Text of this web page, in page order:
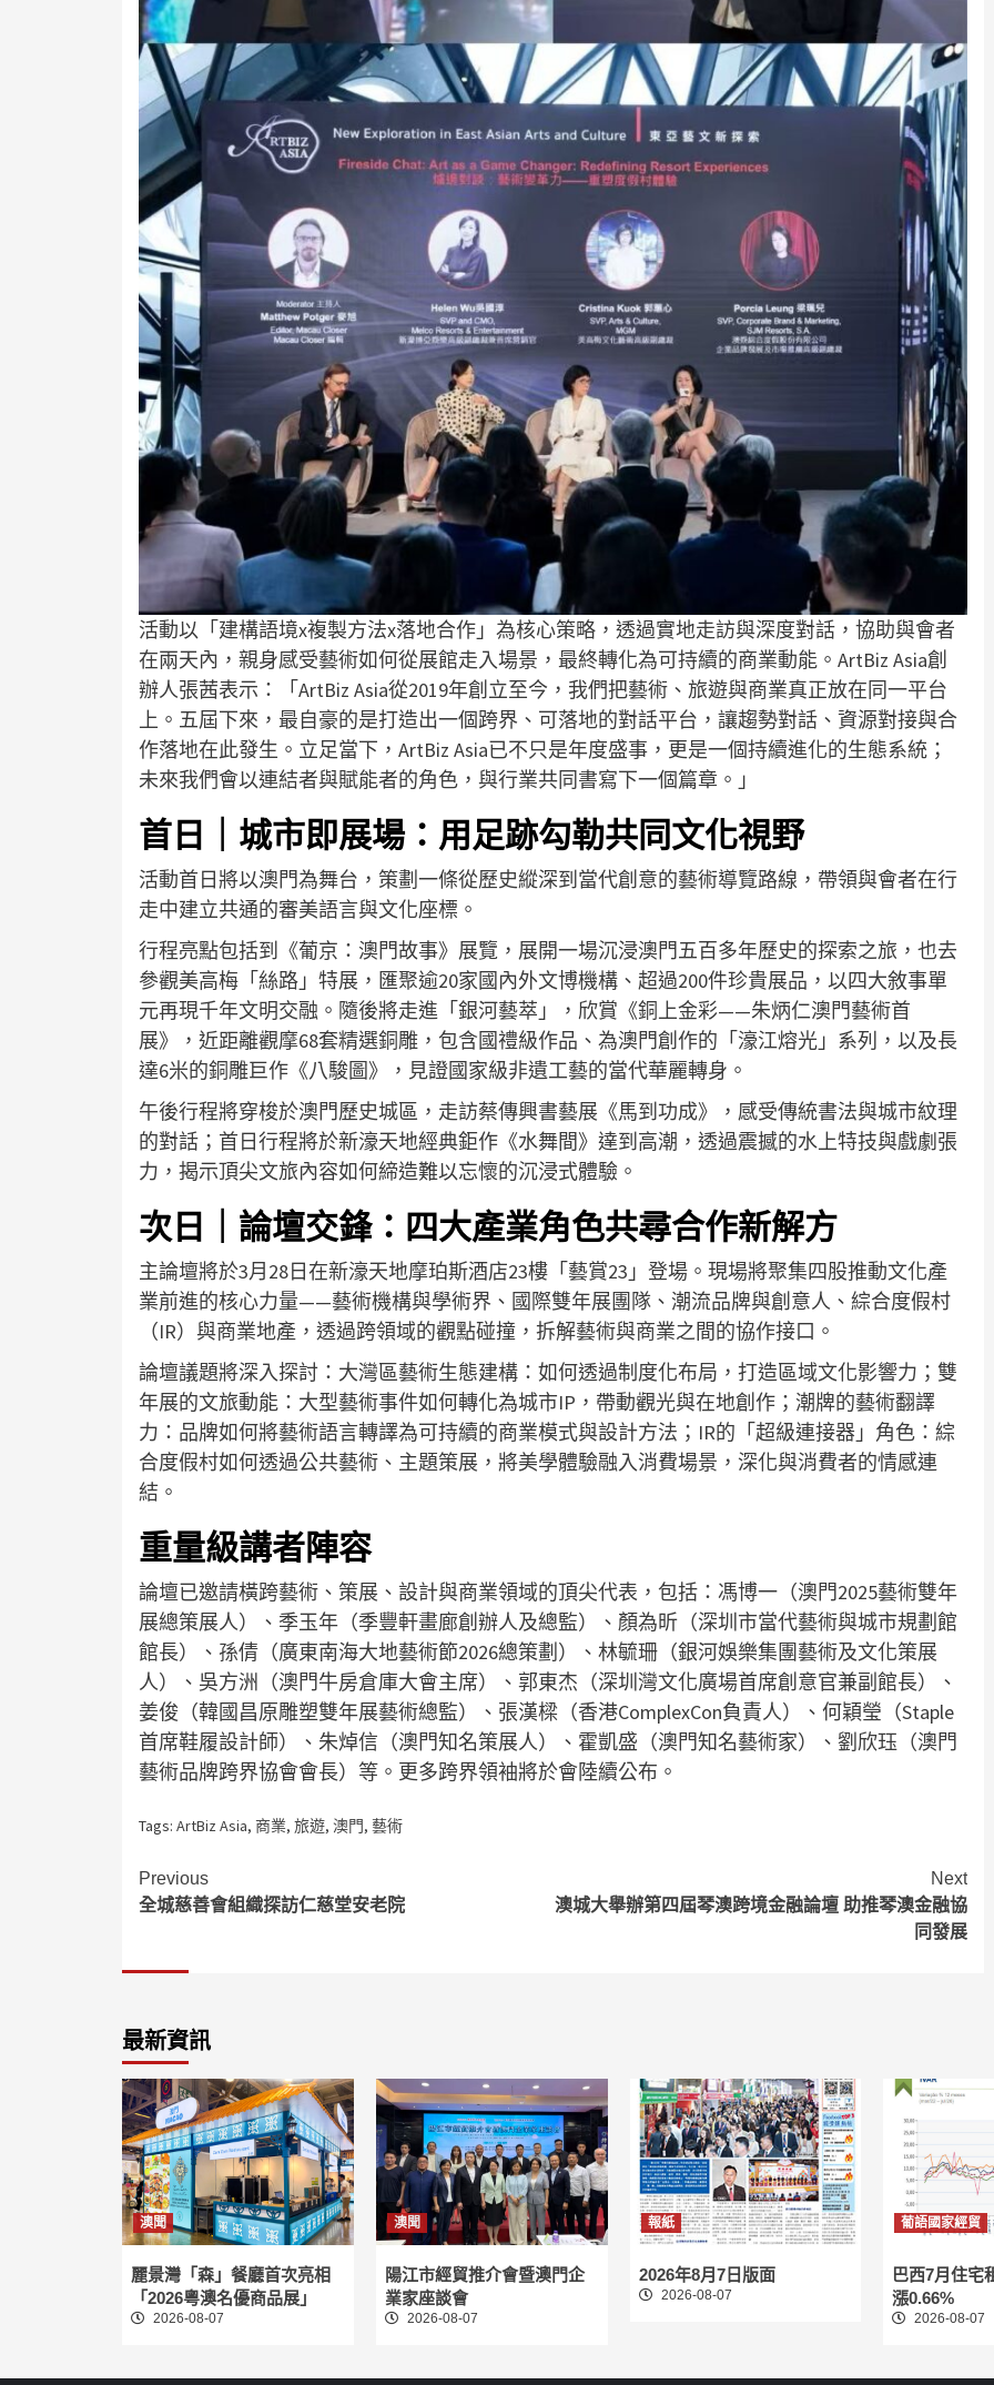
活動以「建構語境x複製方法x落地合作」為核心策略，透過實地走訪與深度對話，協助與會者
在兩天內，親身感受藝術如何從展館走入場景，最終轉化為可持續的商業動能。ArtBiz Asia創
辦人張茜表示：「ArtBiz Asia從2019年創立至今，我們把藝術、旅遊與商業真正放在同一平台
上。五屆下來，最自豪的是打造出一個跨界、可落地的對話平台，讓趨勢對話、資源對接與合
作落地在此發生。立足當下，ArtBiz Asia已不只是年度盛事，更是一個持續進化的生態系統；
未來我們會以連結者與賦能者的角色，與行業共同書寫下一個篇章。」
首日｜城市即展場：用足跡勾勒共同文化視野
活動首日將以澳門為舞台，策劃一條從歷史縱深到當代創意的藝術導覽路線，帶領與會者在行
走中建立共通的審美語言與文化座標。
行程亮點包括到《葡京：澳門故事》展覽，展開一場沉浸澳門五百多年歷史的探索之旅，也去
參觀美高梅「絲路」特展，匯聚逾20家國內外文博機構、超過200件珍貴展品，以四大敘事單
元再現千年文明交融。隨後將走進「銀河藝萃」，欣賞《銅上金彩——朱炳仁澳門藝術首
展》，近距離觀摩68套精選銅雕，包含國禮級作品、為澳門創作的「濠江熔光」系列，以及長
達6米的銅雕巨作《八駿圖》，見證國家級非遺工藝的當代華麗轉身。
午後行程將穿梭於澳門歷史城區，走訪蔡傳興書藝展《馬到功成》，感受傳統書法與城市紋理
的對話；首日行程將於新濠天地經典鉅作《水舞間》達到高潮，透過震撼的水上特技與戲劇張
力，揭示頂尖文旅內容如何締造難以忘懷的沉浸式體驗。
次日｜論壇交鋒：四大產業角色共尋合作新解方
主論壇將於3月28日在新濠天地摩珀斯酒店23樓「藝賞23」登場。現場將聚集四股推動文化產
業前進的核心力量——藝術機構與學術界、國際雙年展團隊、潮流品牌與創意人、綜合度假村
（IR）與商業地產，透過跨領域的觀點碰撞，拆解藝術與商業之間的協作接口。
論壇議題將深入探討：大灣區藝術生態建構：如何透過制度化布局，打造區域文化影響力；雙
年展的文旅動能：大型藝術事件如何轉化為城市IP，帶動觀光與在地創作；潮牌的藝術翻譯
力：品牌如何將藝術語言轉譯為可持續的商業模式與設計方法；IR的「超級連接器」角色：綜
合度假村如何透過公共藝術、主題策展，將美學體驗融入消費場景，深化與消費者的情感連
結。
重量級講者陣容
論壇已邀請橫跨藝術、策展、設計與商業領域的頂尖代表，包括：馮博一（澳門2025藝術雙年
展總策展人）、季玉年（季豐軒畫廊創辦人及總監）、顏為昕（深圳市當代藝術與城市規劃館
館長）、孫倩（廣東南海大地藝術節2026總策劃）、林毓珊（銀河娛樂集團藝術及文化策展
人）、吳方洲（澳門牛房倉庫大會主席）、郭東杰（深圳灣文化廣場首席創意官兼副館長）、
姜俊（韓國昌原雕塑雙年展藝術總監）、張漢樑（香港ComplexCon負責人）、何穎瑩（Staple
首席鞋履設計師）、朱焯信（澳門知名策展人）、霍凱盛（澳門知名藝術家）、劉欣珏（澳門
藝術品牌跨界協會會長）等。更多跨界領袖將於會陸續公布。
Tags: ArtBiz Asia, 商業, 旅遊, 澳門, 藝術
Continue
Reading
Previous
全城慈善會組織探訪仁慈堂安老院
Next
澳城大舉辦第四屆琴澳跨境金融論壇 助推琴澳金融協
同發展
最新資訊
澳聞
麗景灣「森」餐廳首次亮相
「2026粵澳名優商品展」
2026-08-07
澳聞
陽江市經貿推介會暨澳門企
業家座談會
2026-08-07
報紙
2026年8月7日版面
2026-08-07
葡語國家經貿
巴西7月住宅
漲0.66%
2026-08-07